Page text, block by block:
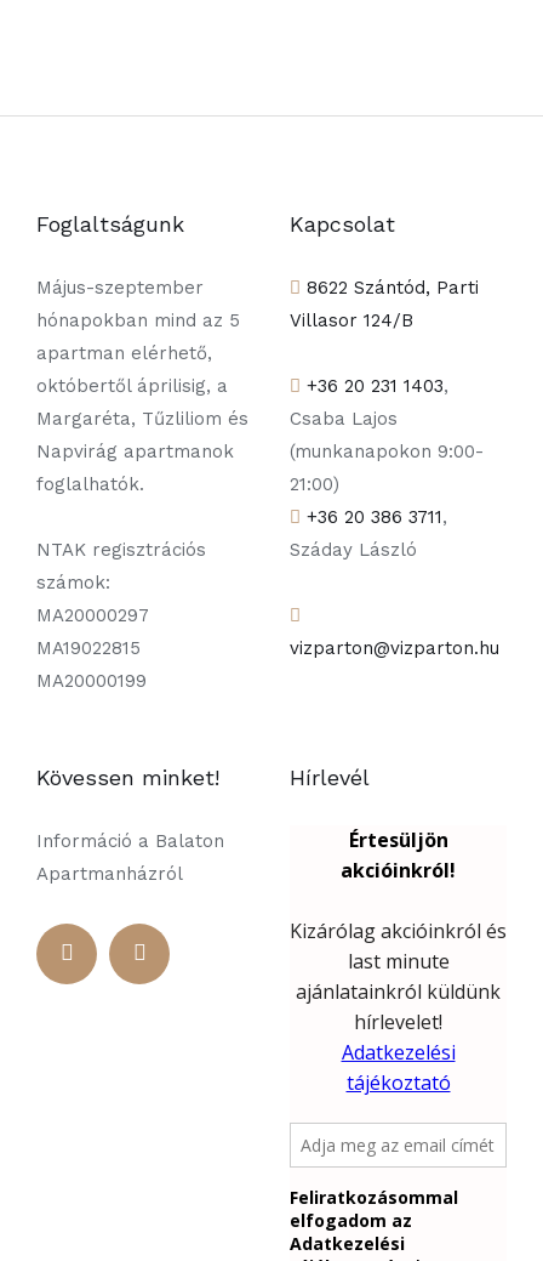
Foglaltságunk
Május-szeptember
hónapokban mind az 5
apartman elérhető,
októbertől áprilisig, a
Margaréta, Tűzliliom és
Napvirág apartmanok
foglalhatók.
NTAK regisztrációs
számok:
MA20000297
MA19022815
MA20000199
Kapcsolat
8622 Szántód, Parti
Villasor 124/B
+36 20 231 1403,
Csaba Lajos
(munkanapokon 9:00-
21:00)
+36 20 386 3711,
Száday László
vizparton@vizparton.hu
Kövessen minket!
Információ a Balaton
Apartmanházról
Hírlevél